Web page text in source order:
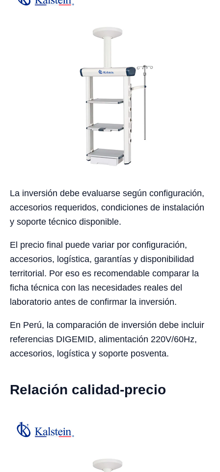
La inversión debe evaluarse según configuración,
accesorios requeridos, condiciones de instalación
y soporte técnico disponible.
El precio final puede variar por configuración,
accesorios, logística, garantías y disponibilidad
territorial. Por eso es recomendable comparar la
ficha técnica con las necesidades reales del
laboratorio antes de confirmar la inversión.
En Perú, la comparación de inversión debe incluir
referencias DIGEMID, alimentación 220V/60Hz,
accesorios, logística y soporte posventa.
Relación calidad-precio